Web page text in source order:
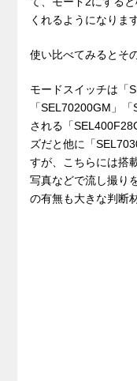
くれるようになります
使い比べてみるとそ
モードスイッチは「
「SEL70200GM」
される「
ズだと他に「
すが、こちらには搭
写真などで流し撮り
の有無も大きな判断